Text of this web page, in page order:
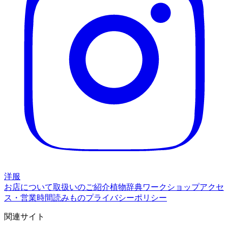
洋服
お店について取扱いのご紹介植物辞典ワークショップアクセ
ス・営業時間読みものプライバシーポリシー
関連サイト